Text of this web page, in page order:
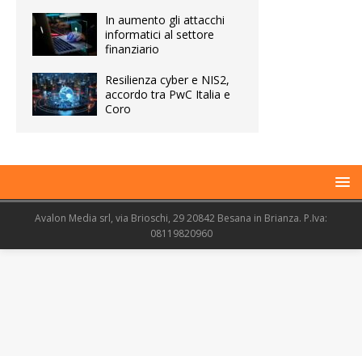
In aumento gli attacchi
informatici al settore
finanziario
Resilienza cyber e NIS2,
accordo tra PwC Italia e
Coro
Avalon Media srl, via Brioschi, 29 20842 Besana in Brianza. P.Iva:
08119820960